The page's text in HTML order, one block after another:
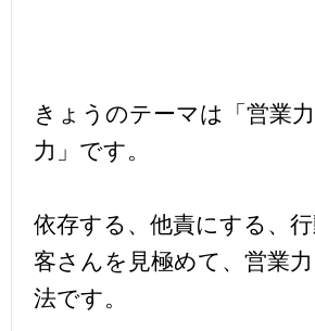
きょうのテーマは「営業
力」です。
依存する、他責にする、
客さんを見極めて、営業
法です。